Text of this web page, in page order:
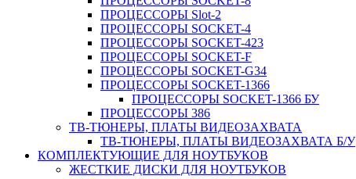
ПРОЦЕССОРЫ Slot-2
ПРОЦЕССОРЫ SOCKET-4
ПРОЦЕССОРЫ SOCKET-423
ПРОЦЕССОРЫ SOCKET-F
ПРОЦЕССОРЫ SOCKET-G34
ПРОЦЕССОРЫ SOCKET-1366
ПРОЦЕССОРЫ SOCKET-1366 БУ
ПРОЦЕССОРЫ 386
ТВ-ТЮНЕРЫ, ПЛАТЫ ВИДЕОЗАХВАТА
ТВ-ТЮНЕРЫ, ПЛАТЫ ВИДЕОЗАХВАТА Б/У
КОМПЛЕКТУЮЩИЕ ДЛЯ НОУТБУКОВ
ЖЕСТКИЕ ДИСКИ ДЛЯ НОУТБУКОВ